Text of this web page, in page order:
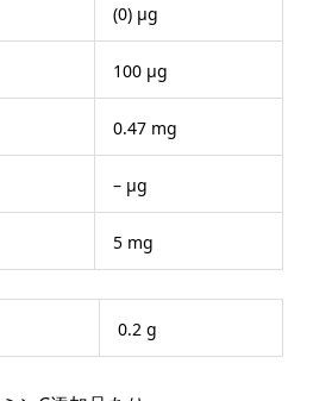
(0) μg
100 μg
0.47 mg
– μg
5 mg
0.2 g